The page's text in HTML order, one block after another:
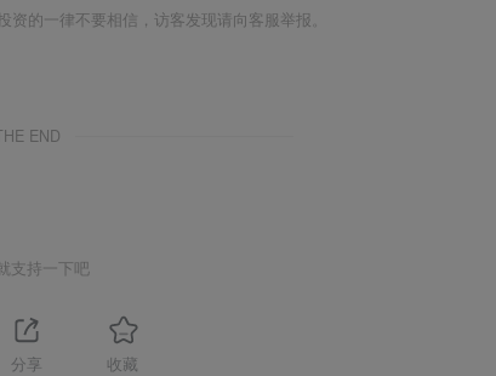
的一律不要相信，访客发现请向客服举报。
END
支持一下吧
分享 收藏